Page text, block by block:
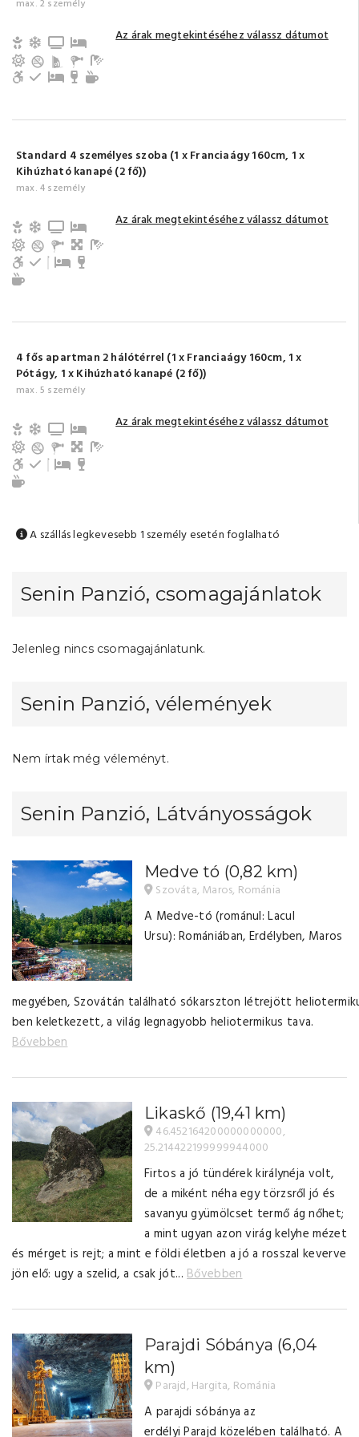
max. 2 személy
Gyerek- és bababarát
Légkondicionálás
TV
Gyerekágy
Erkély/terasz
Akadálymentesített
Hűtőszekrény
PótágyMinibar
Az árak megtekintéséhez válassz dátumot
Standard 4 személyes szoba (1 x Franciaágy 160cm, 1 x
Kihúzható kanapé (2 fő))
max. 4 személy
Gyerek- és bababarát
Légkondicionálás
TV
Gyerekágy
Erkély/teraszNappali, közös tér
Akadálymentesített
Hűtőszekrény
Pótágy
Az árak megtekintéséhez válassz dátumot
4 fős apartman 2 hálótérrel (1 x Franciaágy 160cm, 1 x
Pótágy, 1 x Kihúzható kanapé (2 fő))
max. 5 személy
Gyerek- és bababarát
Légkondicionálás
TV
Gyerekágy
Erkély/teraszNappali, közös tér
Akadálymentesített
Hűtőszekrény
Pótágy
Az árak megtekintéséhez válassz dátumot
A szállás legkevesebb 1 személy esetén foglalható
Senin Panzió, csomagajánlatok
Jelenleg nincs csomagajánlatunk.
Senin Panzió, vélemények
Nem írtak még véleményt.
Senin Panzió, Látványosságok
Medve tó (0,82 km)
Szováta, Maros, Románia
A Medve-tó (románul: Lacul
Ursu): Romániában, Erdélyben, Maros
megyében, Szovátán található sókarszton létrejött
ben keletkezett, a világ legnagyobb heliotermikus tava.
Bővebben
Likaskő (19,41 km)
46.452164200000000000,
25.214422199999944000
Firtos a jó tündérek királynéja volt,
de a miként néha egy törzsről jó és
savanyu gyümölcset termő ág nőhet;
a mint ugyan azon virág kelyhe mézet
és mérget is rejt; a mint e földi életben a jó a rosszal keverve
jön elő: ugy a szelid, a csak jót...Bővebben
Parajdi Sóbánya (6,04
km)
Parajd, Hargita, Románia
A parajdi sóbánya az
erdélyi Parajd közelében található. A